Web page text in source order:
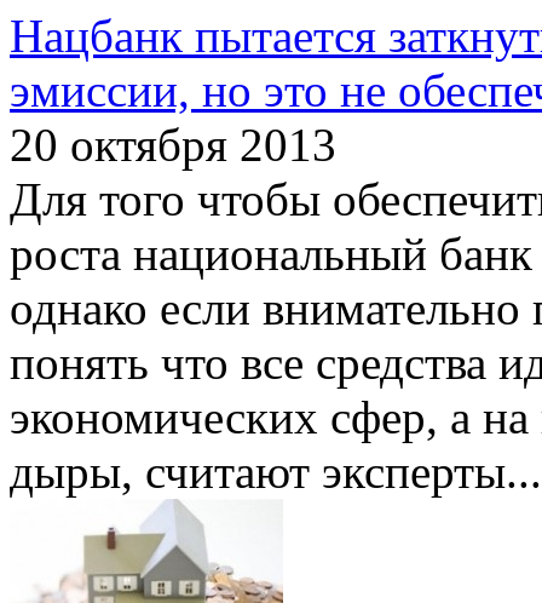
Нацбанк пытается
эмиссии, но это не
20 октября 2013
Для того чтобы
роста национальный
однако если
понять что все средства
экономических сфер, а
дыры, считают эксперты.